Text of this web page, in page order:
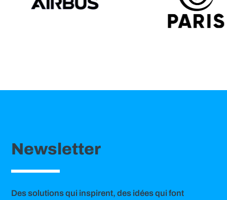
Newsletter
Des solutions qui inspirent, des idées qui font